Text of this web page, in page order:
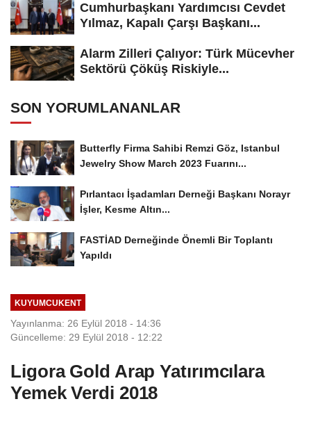
Cumhurbaşkanı Yardımcısı Cevdet
Yılmaz, Kapalı Çarşı Başkanı...
Alarm Zilleri Çalıyor: Türk Mücevher
Sektörü Çöküş Riskiyle...
SON YORUMLANANLAR
Butterfly Firma Sahibi Remzi Göz, Istanbul
Jewelry Show March 2023 Fuarını...
Pırlantacı İşadamları Derneği Başkanı Norayr
İşler, Kesme Altın...
FASTİAD Derneğinde Önemli Bir Toplantı
Yapıldı
KUYUMCUKENT
Yayınlanma: 26 Eylül 2018 - 14:36
Güncelleme: 29 Eylül 2018 - 12:22
Ligora Gold Arap Yatırımcılara
Yemek Verdi 2018